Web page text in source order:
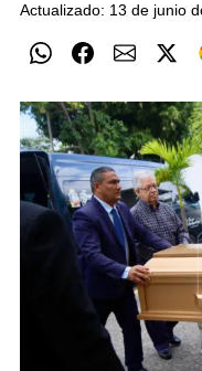
Actualizado: 13 de junio